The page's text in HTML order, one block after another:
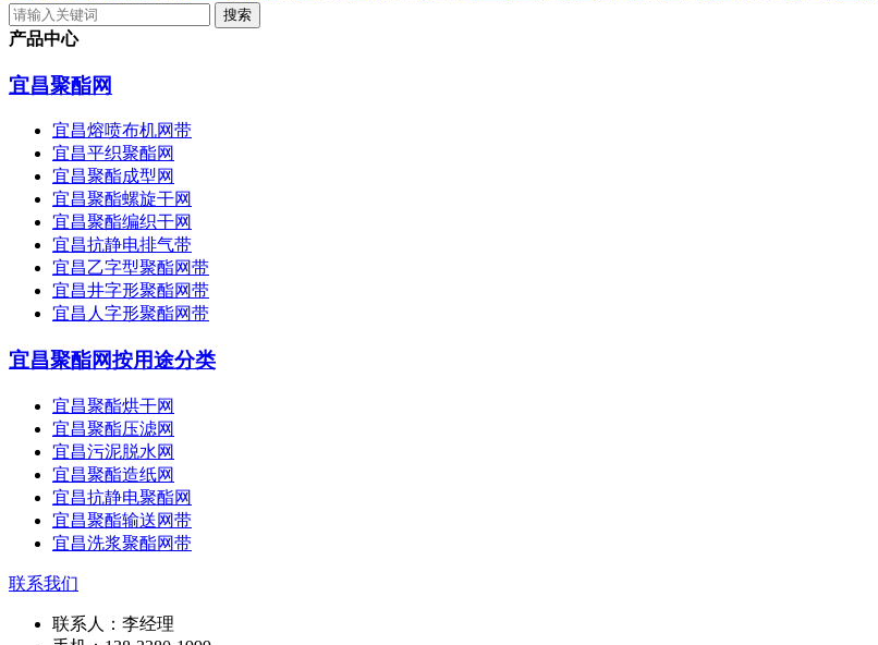
产品中心
宜昌聚酯网
宜昌熔喷布机网带
宜昌平织聚酯网
宜昌聚酯成型网
宜昌聚酯螺旋干网
宜昌聚酯编织干网
宜昌抗静电排气带
宜昌乙字型聚酯网带
宜昌井字形聚酯网带
宜昌人字形聚酯网带
宜昌聚酯网按用途分类
宜昌聚酯烘干网
宜昌聚酯压滤网
宜昌污泥脱水网
宜昌聚酯造纸网
宜昌抗静电聚酯网
宜昌聚酯输送网带
宜昌洗浆聚酯网带
联系我们
联系人：李经理